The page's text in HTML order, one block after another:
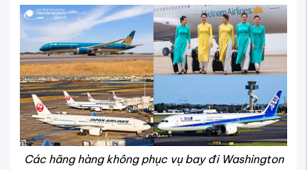
Các hãng hàng không phục vụ bay đi Washington